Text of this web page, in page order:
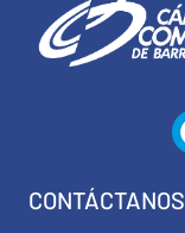
CONTÁCTANOS